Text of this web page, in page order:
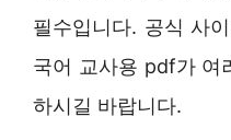
필수입니다. 공식 사
국어 교사용 pdf가 여
하시길 바랍니다.